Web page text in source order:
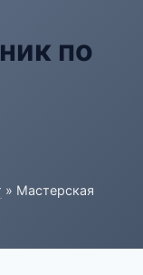
по
» Мастерская